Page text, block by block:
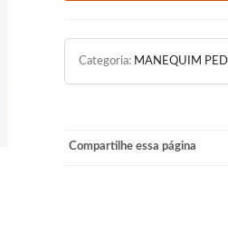
Categoria: MANEQUIM
Compartilhe essa página